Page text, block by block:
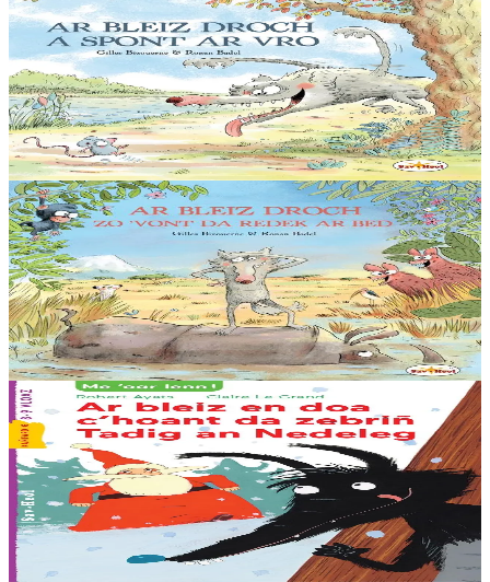
Sav-heol
Loup gris la terreur
Pfiou ! Quelle chaleur ! Bleiz Droch se rafraîchit en barbotant
pépère dans la rivière. Lui vient alors une idée de génie : surprendre
les animaux assoiffés et les croquer !...
En stock13,50 €
5 ans et plus
Sav-heol
Loup gris part à l'aventure
Aujourd’hui, Loup gris s’ennuie. « Chasser sur ce territoire, c’est
toujours la même histoire. » Et s’il allait ailleurs ? Prêt pour
l’aventure, direction le sud....
En stock13,50 €
6 ans et plus
Sav-heol
Le loup qui voulait manger le père Noël
Le père Noël est malade, il a trop mangé. Dans la forêt, le loup est
affamé. Alors, quand il voit une silhouette rouge qui s'approche, il
est persuadé que le...
En stock